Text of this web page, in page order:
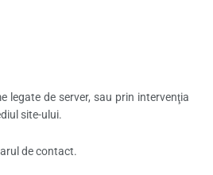
legate de server, sau prin intervenţia
site-ului.
de contact.